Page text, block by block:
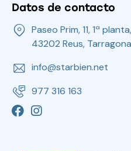
Datos de contacto
Paseo Prim, 11, 1ª planta,
43202 Reus, Tarragona
info@starbien.net
977 316 163